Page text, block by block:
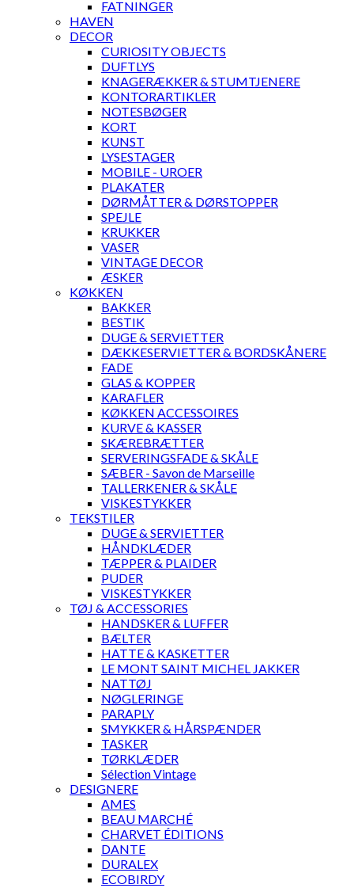
FATNINGER
HAVEN
DECOR
CURIOSITY OBJECTS
DUFTLYS
KNAGERÆKKER & STUMTJENERE
KONTORARTIKLER
NOTESBØGER
KORT
KUNST
LYSESTAGER
MOBILE - UROER
PLAKATER
DØRMÅTTER & DØRSTOPPER
SPEJLE
KRUKKER
VASER
VINTAGE DECOR
ÆSKER
KØKKEN
BAKKER
BESTIK
DUGE & SERVIETTER
DÆKKESERVIETTER & BORDSKÅNERE
FADE
GLAS & KOPPER
KARAFLER
KØKKEN ACCESSOIRES
KURVE & KASSER
SKÆREBRÆTTER
SERVERINGSFADE & SKÅLE
SÆBER - Savon de Marseille
TALLERKENER & SKÅLE
VISKESTYKKER
TEKSTILER
DUGE & SERVIETTER
HÅNDKLÆDER
TÆPPER & PLAIDER
PUDER
VISKESTYKKER
TØJ & ACCESSORIES
HANDSKER & LUFFER
BÆLTER
HATTE & KASKETTER
LE MONT SAINT MICHEL JAKKER
NATTØJ
NØGLERINGE
PARAPLY
SMYKKER & HÅRSPÆNDER
TASKER
TØRKLÆDER
Sélection Vintage
DESIGNERE
AMES
BEAU MARCHÉ
CHARVET ÉDITIONS
DANTE
DURALEX
ECOBIRDY